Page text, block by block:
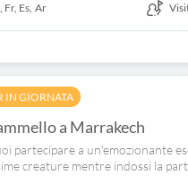
Fr, Es, Ar
IN GIORNATA
a Marrakech
partecipare a un'emozionante
creature mentre indossi la